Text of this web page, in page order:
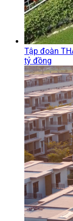
Tập đoàn
tỷ đồng